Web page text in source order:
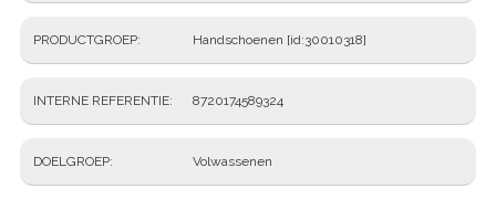
PRODUCTGROEP Handschoenen [id:30010318]
INTERNE REFERENTIE 8720174589324
DOELGROEP Volwassenen